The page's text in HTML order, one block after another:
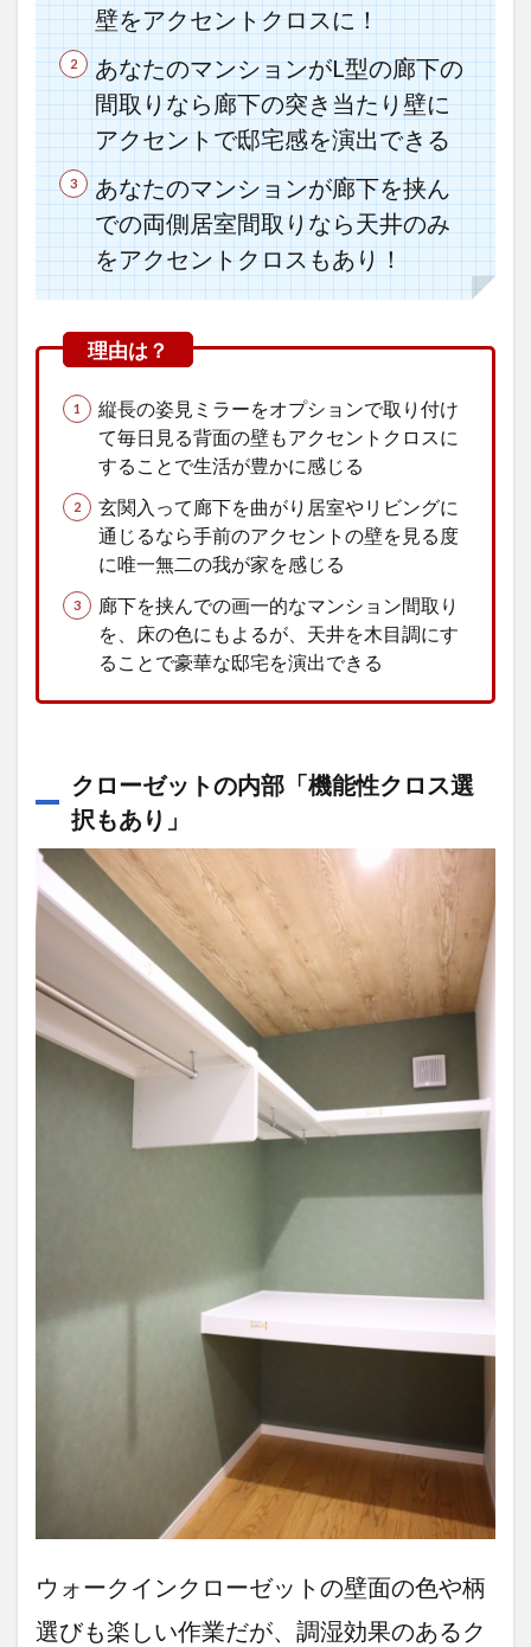
壁をアクセントクロスに！
あなたのマンションがL型の廊下の
間取りなら廊下の突き当たり壁に
アクセントで邸宅感を演出できる
あなたのマンションが廊下を挟ん
での両側居室間取りなら天井のみ
をアクセントクロスもあり！
縦長の姿見ミラーをオプションで取り付け
て毎日見る背面の壁もアクセントクロスに
することで生活が豊かに感じる
玄関入って廊下を曲がり居室やリビングに
通じるなら手前のアクセントの壁を見る度
に唯一無二の我が家を感じる
廊下を挟んでの画一的なマンション間取り
を、床の色にもよるが、天井を木目調にす
ることで豪華な邸宅を演出できる
クローゼットの内部「機能性クロス選
択もあり」
ウォークインクローゼットの壁面の色や柄
選びも楽しい作業だが、調湿効果のあるク